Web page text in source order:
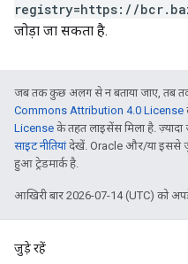
registry=https://
जोड़ा जा सकता है.
जब तक कुछ अलग से न बताया जाए, तब
Commons Attribution 4.0 License
License के तहत लाइसेंस मिला है. ज़्यादा
साइट नीतियांदेखें. Oracle और/या इससे
हुआ ट्रेडमार्क है.
आखिरी बार 2026-07-14 (UTC) को
जुड़े रहें